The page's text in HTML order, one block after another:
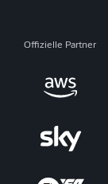
Offizielle Partner